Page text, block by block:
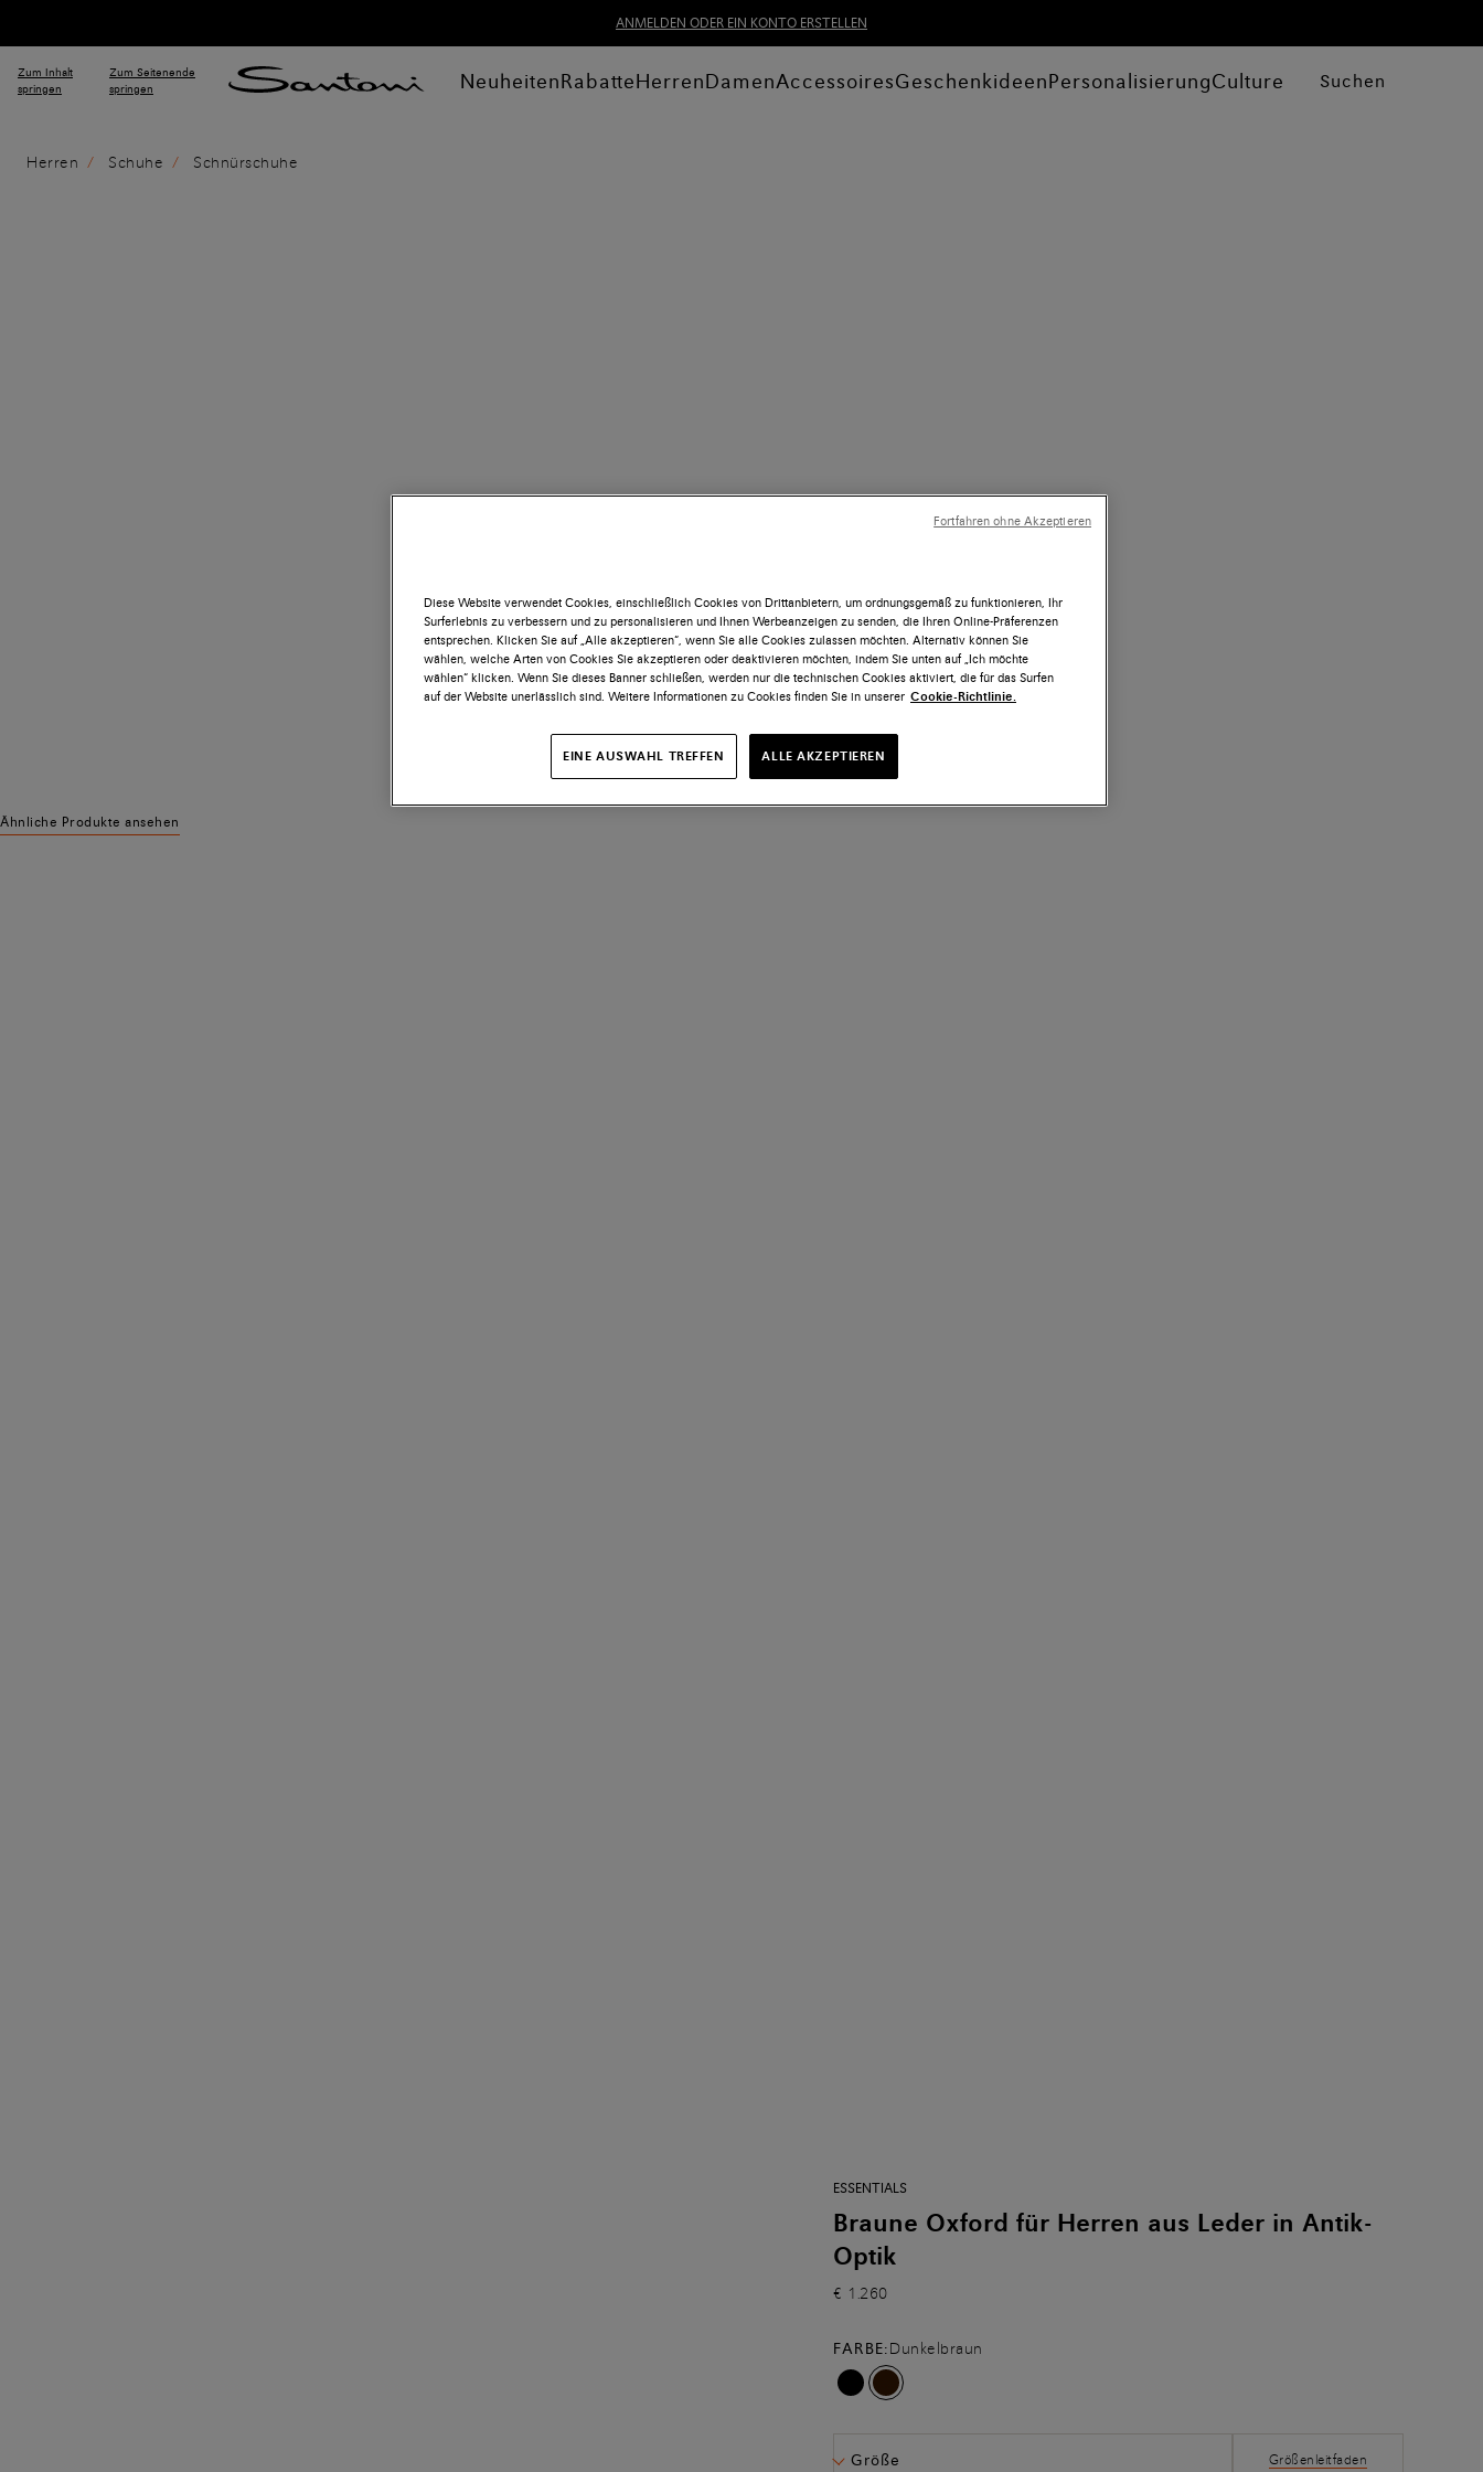
ANMELDEN ODER EIN KONTO ERSTELLEN
Zum Inhalt
springen
Zum Seitenende
springen
NeuheitenRabatteHerrenDamenAccessoiresGeschenkideenPersonalisierungCulture Suchen
Herren Schuhe Schnürschuhe
Ähnliche Produkte ansehen
ESSENTIALS
Braune Oxford für Herren aus Leder in Antik-
Optik
€ 1.260
FARBE:Dunkelbraun
Größe Größenleitfaden
Diese Website verwendet Cookies, einschließlich Cookies von Drittanbietern, um ordnungsgemäß zu funktionieren, Ihr
Surferlebnis zu verbessern und zu personalisieren und Ihnen Werbeanzeigen zu senden, die Ihren Online-Präferenzen
entsprechen. Klicken Sie auf „Alle akzeptieren“, wenn Sie alle Cookies zulassen möchten. Alternativ können Sie
wählen, welche Arten von Cookies Sie akzeptieren oder deaktivieren möchten, indem Sie unten auf „Ich möchte
wählen“ klicken. Wenn Sie dieses Banner schließen, werden nur die technischen Cookies aktiviert, die für das Surfen
auf der Website unerlässlich sind. Weitere Informationen zu Cookies finden Sie in unserer Cookie-Richtlinie.
EINE AUSWAHL TREFFEN ALLE AKZEPTIEREN
Fortfahren ohne Akzeptieren